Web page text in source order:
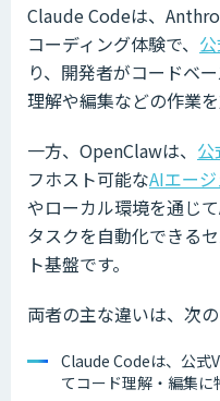
Claude Codeは、
コーディング体験で、
り、開発者がコードベ
理解や編集などの作業を
一方、OpenClawは、 公
フホスト可能なAIエー
やローカル環境を通じ
タスクを自動化できる
ト基盤です。
両者の主な違いは、次
Claude Codeは、公式
てコード理解・編集に